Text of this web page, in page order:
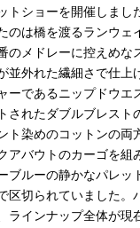
トショーを開催しまし
のは橋を渡るランウェ
のメドレーに控えめな
並外れた繊細さで仕上
ーであるニップドウエ
されたダブルブレスト
ト染めのコットンの両
アバウトのカーゴを組
ブルーの静かなパレッ
区切られていました。
ラインナップ全体が現